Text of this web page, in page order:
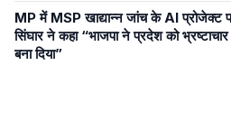
MP में MSP खाद्यान्न जांच के AI प्रोजेक्ट
सिंघार ने कहा “भाजपा ने प्रदेश को भ्रष्टाचार
बना दिया”